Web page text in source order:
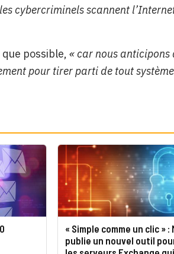
cybercriminels scannent
possible, « car nous anticipons
pour tirer parti de tout
« Simple comme un clic »
publie un nouvel outil